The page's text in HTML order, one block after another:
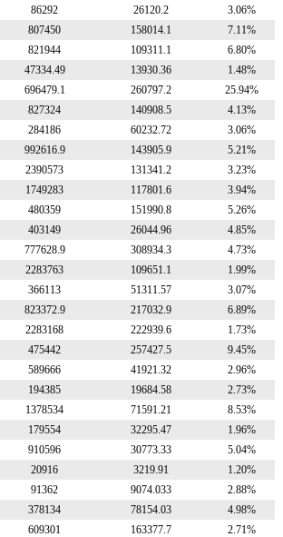
86292 26120.2
3.06%
807450 158014.1
7.11%
821944 109311.1
6.80%
47334.49 13930.36
1.48%
696479.1 260797.2
25.94%
827324 140908.5
4.13%
284186 60232.72
3.06%
992616.9 143905.9
5.21%
2390573 131341.2
3.23%
1749283 117801.6
3.94%
480359 151990.8
5.26%
403149 26044.96
4.85%
777628.9 308934.3
4.73%
2283763 109651.1
1.99%
366113 51311.57
3.07%
823372.9 217032.9
6.89%
2283168 222939.6
1.73%
475442 257427.5
9.45%
589666 41921.32
2.96%
194385 19684.58
2.73%
1378534 71591.21
8.53%
179554 32295.47
1.96%
910596 30773.33
5.04%
20916 3219.91
1.20%
91362 9074.033
2.88%
378134 78154.03
4.98%
609301 163377.7
2.71%